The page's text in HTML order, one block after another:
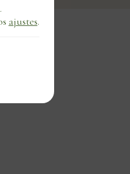
ajustes.